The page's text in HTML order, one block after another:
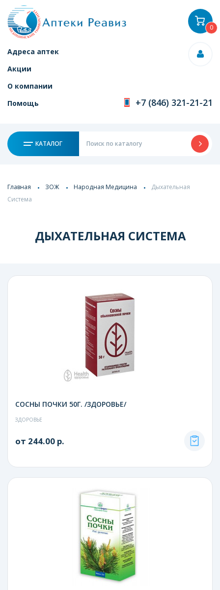
Адреса аптек
Акции
О компании
Помощь
+7 (846) 321-21-21
КАТАЛОГ
0
Главная ЗОЖ Народная Медицина
Дыхательная
Система
ДЫХАТЕЛЬНАЯ СИСТЕМА
СОСНЫ ПОЧКИ 50Г. /ЗДОРОВЬЕ/
ЗДОРОВЬЕ
от 244.00 р.